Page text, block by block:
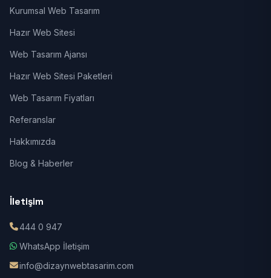
Kurumsal Web Tasarım
Hazır Web Sitesi
Web Tasarım Ajansı
Hazır Web Sitesi Paketleri
Web Tasarım Fiyatları
Referanslar
Hakkımızda
Blog & Haberler
İletişim
444 0 947
WhatsApp İletişim
info@dizaynwebtasarim.com